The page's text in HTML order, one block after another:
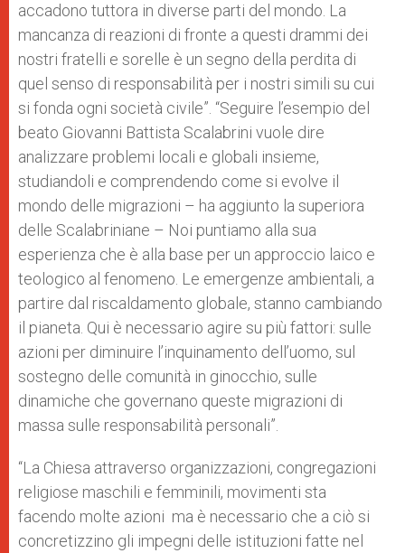
accadono tuttora in diverse parti del mondo. La
mancanza di reazioni di fronte a questi drammi dei
nostri fratelli e sorelle è un segno della perdita di
quel senso di responsabilità per i nostri simili su cui
si fonda ogni società civile”. “Seguire l’esempio del
beato Giovanni Battista Scalabrini vuole dire
analizzare problemi locali e globali insieme,
studiandoli e comprendendo come si evolve il
mondo delle migrazioni – ha aggiunto la superiora
delle Scalabriniane – Noi puntiamo alla sua
esperienza che è alla base per un approccio laico e
teologico al fenomeno. Le emergenze ambientali, a
partire dal riscaldamento globale, stanno cambiando
il pianeta. Qui è necessario agire su più fattori: sulle
azioni per diminuire l’inquinamento dell’uomo, sul
sostegno delle comunità in ginocchio, sulle
dinamiche che governano queste migrazioni di
massa sulle responsabilità personali”.
“La Chiesa attraverso organizzazioni, congregazioni
religiose maschili e femminili, movimenti sta
facendo molte azioni ma è necessario che a ciò si
concretizzino gli impegni delle istituzioni fatte nel